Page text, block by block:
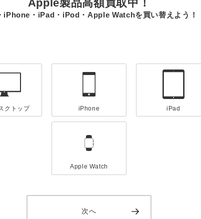
Apple製品高額買取中！
iPhone・iPad・iPod・Apple Watchを買い替えよう！
クトップ iPhone iPad
Apple Watch
次へ